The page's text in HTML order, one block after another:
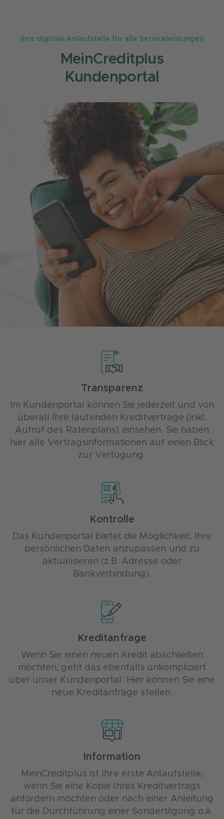
Ihre digitale Anlaufstelle für alle Serviceleistungen
MeinCreditplus
Kundenportal
Transparenz
Im Kundenportal können Sie jederzeit und von
überall Ihre laufenden Kreditverträge ( inkl.
Aufruf des Ratenplans) einsehen. Sie haben
hier alle Vertragsinformationen auf einen Blick
zur Verfügung.
Kontrolle
Das Kundenportal bietet die Möglichkeit, Ihre
persönlichen Daten anzupassen und zu
aktualisieren (z.B. Adresse oder
Bankverbindung).
Kreditanfrage
Wenn Sie einen neuen Kredit abschließen
möchten, geht das ebenfalls unkompliziert
über unser Kundenportal: Hier können Sie eine
neue Kreditanfrage stellen.
Information
MeinCreditplus ist Ihre erste Anlaufstelle,
wenn Sie eine Kopie Ihres Kreditvertrags
anfordern möchten oder nach einer Anleitung
für die Durchführung einer Sondertilgung o.ä.